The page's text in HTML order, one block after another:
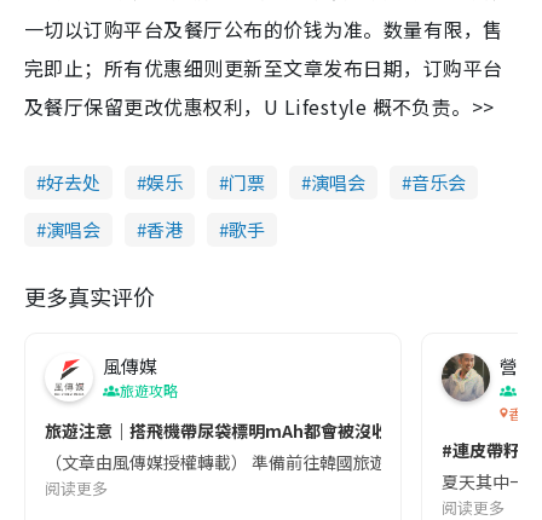
一切以订购平台及餐厅公布的价钱为准。数量有限，售
完即止；所有优惠细则更新至文章发布日期，订购平台
及餐厅保留更改优惠权利，U Lifestyle 概不负责。>>
好去处 娱乐 门票 演唱会
音乐会
演唱会
香港 歌手
更多真实评价
風傳媒
旅遊攻略
旅遊注意｜搭飛機帶尿袋標明mAh都會被沒收😱出發前切記檢查
（文章由風傳媒授權轉載） 準備前往韓國旅遊的民眾，近期要
阅读更多
營養
香港
#連皮帶籽
夏天其中一
阅读更多